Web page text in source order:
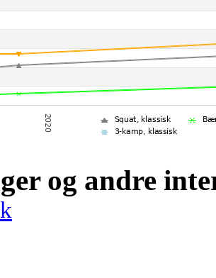
og andre